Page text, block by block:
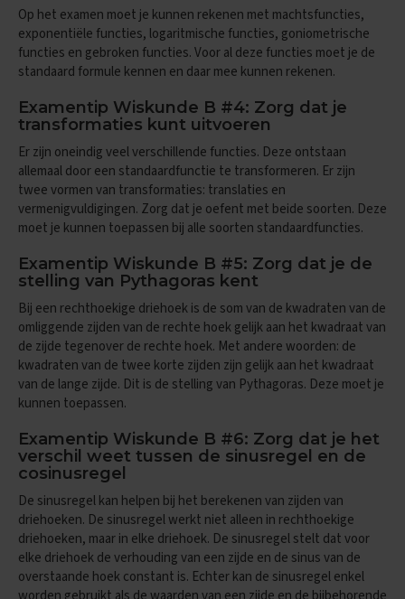
x
a
m
e
t
i
p
s
O
e
f
e
e
x
m
e
n
s
D
t
s
E
x
a
m
e
n
t
Op het examen moet je kunnen rekenen met machtsfuncties,
exponentiële functies, logaritmische functies, goniometrische
functies en gebroken functies. Voor al deze functies moet je de
standaard formule kennen en daar mee kunnen rekenen.
Examentip Wiskunde B #4: Zorg dat je
transformaties kunt uitvoeren
Er zijn oneindig veel verschillende functies. Deze ontstaan
allemaal door een standaardfunctie te transformeren. Er zijn
twee vormen van transformaties: translaties en
vermenigvuldigingen. Zorg dat je oefent met beide soorten. Deze
moet je kunnen toepassen bij alle soorten standaardfuncties.
Examentip Wiskunde B #5: Zorg dat je de
stelling van Pythagoras kent
Bij een rechthoekige driehoek is de som van de kwadraten van de
omliggende zijden van de rechte hoek gelijk aan het kwadraat van
de zijde tegenover de rechte hoek. Met andere woorden: de
kwadraten van de twee korte zijden zijn gelijk aan het kwadraat
van de lange zijde. Dit is de stelling van Pythagoras. Deze moet je
kunnen toepassen.
Examentip Wiskunde B #6: Zorg dat je het
verschil weet tussen de sinusregel en de
cosinusregel
De sinusregel kan helpen bij het berekenen van zijden van
driehoeken. De sinusregel werkt niet alleen in rechthoekige
driehoeken, maar in elke driehoek. De sinusregel stelt dat voor
elke driehoek de verhouding van een zijde en de sinus van de
overstaande hoek constant is. Echter kan de sinusregel enkel